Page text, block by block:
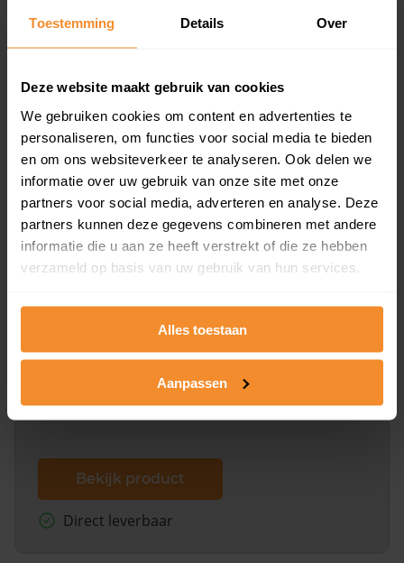
Toestemming Details Over
Deze website maakt gebruik van cookies
We gebruiken cookies om content en advertenties te
personaliseren, om functies voor social media te bieden
en om ons websiteverkeer te analyseren. Ook delen we
informatie over uw gebruik van onze site met onze
partners voor social media, adverteren en analyse. Deze
partners kunnen deze gegevens combineren met andere
informatie die u aan ze heeft verstrekt of die ze hebben
verzameld op basis van uw gebruik van hun services.
Alles toestaan
Aanpassen
Een overzicht van alle verkochte woningen (koopsom
en koopdatum) binnen een postcodegebied. Dit
Bekijk product
Direct leverbaar
Een uitgebreid overzicht van het perceel en
dit inclusief de luchtfoto!
Bekijk product
Direct leverbaar